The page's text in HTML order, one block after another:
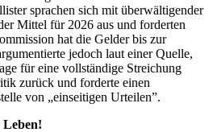
sprachen sich mit überwältigender
Mittel für 2026 aus und forderten
hat die Gelder bis zur
jedoch laut einer Quelle,
für eine vollständige Streichung
zurück und forderte einen
von „einseitigen Urteilen”.
Leben!